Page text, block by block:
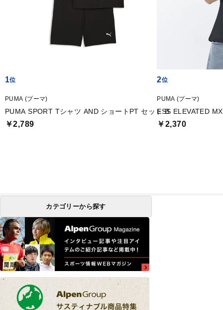
1
PUMA (プーマ)
PUMA SPORT Tシャツ AND ショートPT セット B
￥2,789
2
PUMA (プーマ)
ESS ELEVATED
￥2,370
カテゴリーから探す